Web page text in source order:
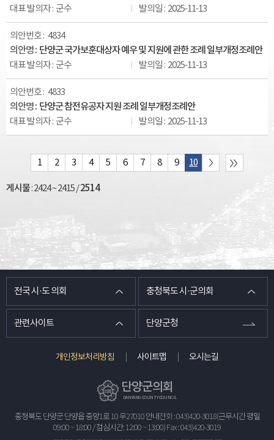
군수 2025-11-13
4834
단양군 국가보훈대상자 예우 및 지원에 관한 조례 일부개정조례안
군수 2025-11-13
4833
단양군 참전유공자 지원 조례 일부개정조례안
군수 2025-11-13
1 2 3 4 5 6 7 8 9 10
게시물:2424 ~ 2415/2514
전국 시·도 의회 충청북도 시·군의회
관련사이트 단양군청
개인정보처리방침 사이트맵 오시는길
단양군의회
DANYANG COUNTY COUNCIL
충청북도 단양군 단양읍 중앙1로 10 우27010 안내전화 : 043)420-3018(근무시간 평일
09:00 ~ 18:00 / 점심시간: 12:00 ~ 13:00) Fax : 043)420-3019